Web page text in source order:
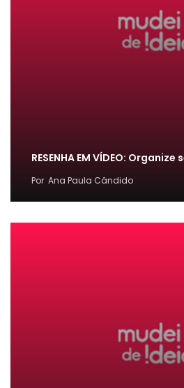
RESENHA EM VÍDEO:
Por Ana Paula Cândido